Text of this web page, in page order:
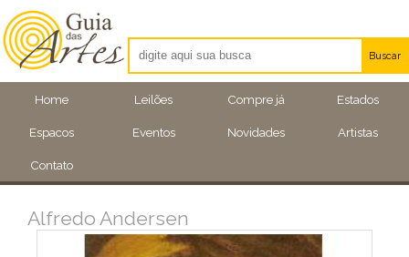
Home Leilões Compre já Estados
Espacos Eventos Novidades Artistas
Contato
Buscar
Artistas
Eventos
Alfredo Andersen